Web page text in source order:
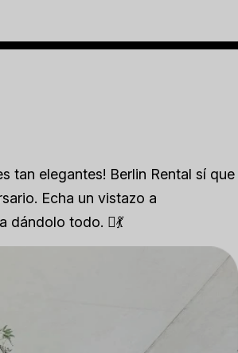
tan elegantes! Berlin Rental sí que
Echa un vistazo a
dándolo todo. 🺟💃